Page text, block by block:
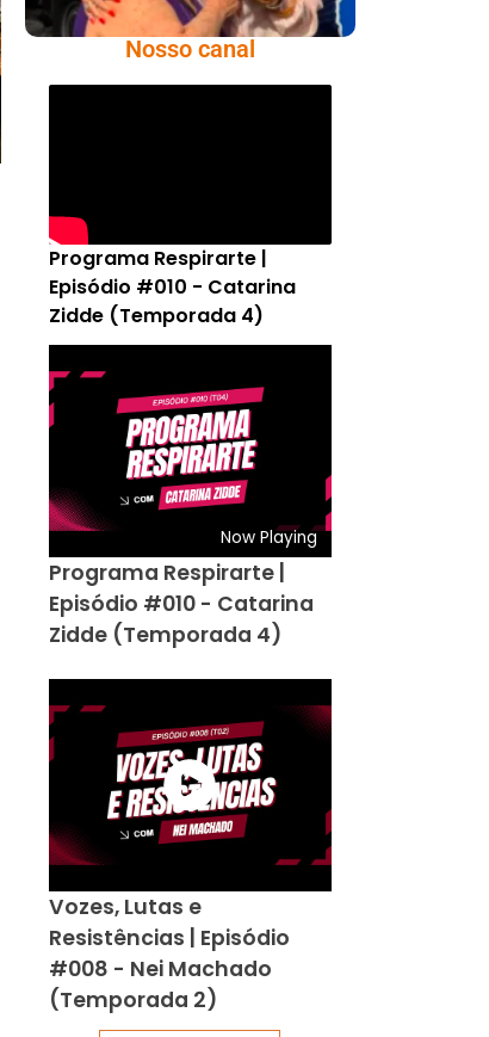
Nosso canal
Programa Respirarte |
Episódio #010 - Catarina
Zidde (Temporada 4)
Now Playing
Programa Respirarte |
Episódio #010 - Catarina
Zidde (Temporada 4)
Vozes, Lutas e
Resistências | Episódio
#008 - Nei Machado
(Temporada 2)